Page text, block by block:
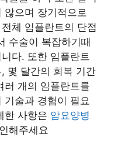
않으며 장기적으로
체 임플란트의 단점
수술이 복잡하기때
다. 또한 임플란트
몇 달간의 회복 기간
러 개의 임플란트를
기술과 경험이 필요
한 사항은 암요양병
해주세요